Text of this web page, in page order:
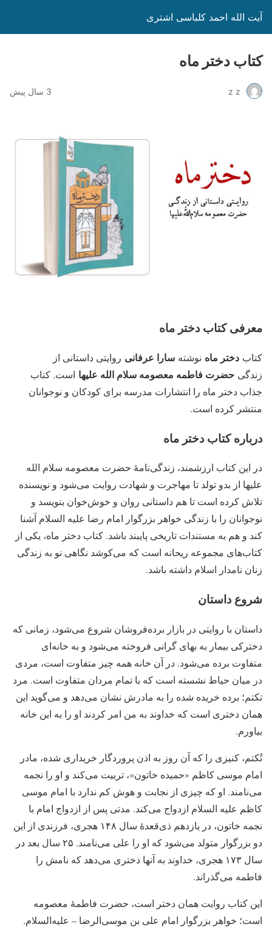
آیت الله احمد کلباسی اشتری
کتاب دختر ماه
z z 3 سال پیش
معرفی کتاب دختر ماه
کتاب دختر ماه نوشته سارا عرفانی روایتی داستانی از
زندگی حضرت فاطمه معصومه سلام الله علیها است. کتاب
جذاب دختر ماه را انتشارات مدرسه برای کودکان و نوجوانان
منتشر کرده است.
درباره کتاب دختر ماه
در این کتاب ارزشمند، زندگی‌نامهٔ حضرت معصومه سلام الله
علیها از بدو تولد تا مهاجرت و شهادت روایت می‌شود و نویسنده
تلاش کرده است تا هم داستانی روان و خوش‌خوان بنویسد و
نوجوانان را با زندگی خواهر بزرگوار امام رضا علیه السلام آشنا
کند و هم به مستندات تاریخی پایبند باشد. کتاب دختر ماه، یکی از
کتاب‌های مجموعه ریحانه است که می‌کوشد نگاهی نو به زندگی
زنان نامدار اسلام داشته باشد.
شروع داستان
داستان با روایتی در بازار برده‌فروشان شروع می‌شود، زمانی که
دخترکی بیمار به بهای گرانی فروخته می‌شود و به خانه‌ای
متفاوت برده می‌شود. در آن خانه همه چیز متفاوت است، مردی
در میان حیاط نشسته است که با تمام مردان متفاوت است. مرد
تکتم؛ برده خریده شده را به مادرش نشان می‌دهد و می‌گوید این
همان دختری است که خداوند به من امر کردند او را به این خانه
بیاورم.
تُکتم، کنیزی را که آن روز به اذن پروردگار خریداری شده، مادر
امام موسی کاظم «حمیده خاتون»، تربیت می‌کند و او را نجمه
می‌نامند. او که چیزی از نجابت و هوش کم ندارد با امام موسی
کاظم علیه السلام ازدواج می‌کند. مدتی پس از ازدواج امام با
نجمه خاتون، در یازدهم ذی‌قعدهٔ سال ۱۴۸ هجری، فرزندی از این
دو بزرگوار متولد می‌شود که او را علی می‌نامند. ۲۵ سال بعد در
سال ۱۷۳ هجری، خداوند به آنها دختری می‌دهد که نامش را
فاطمه می‌گذراند.
این کتاب روایت همان دختر است، حضرت فاطمهٔ معصومه
است؛ خواهر بزرگوار امام علی بن موسی‌الرضا – علیه‌السلام.